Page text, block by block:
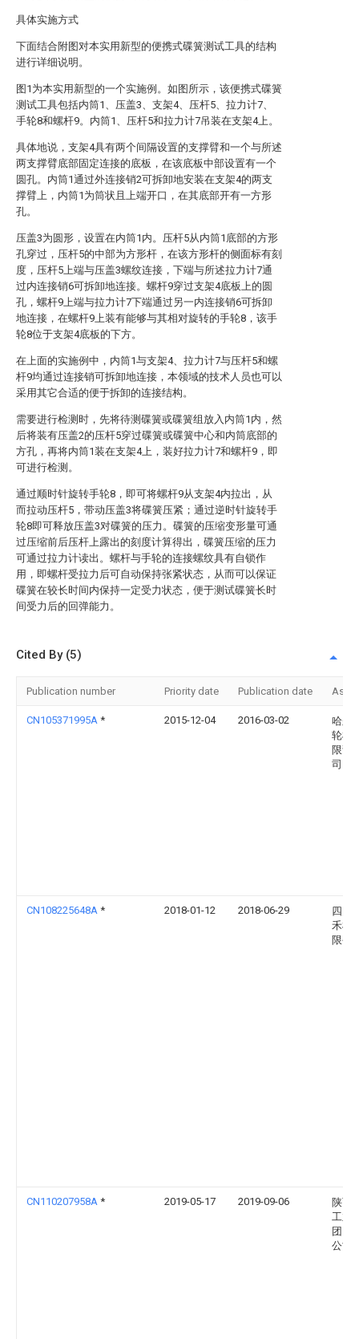
具体实施方式
下面结合附图对本实用新型的便携式碟簧测试工具的结构
进行详细说明。
图1为本实用新型的一个实施例。如图所示，该便携式碟簧
测试工具包括内筒1、压盖3、支架4、压杆5、拉力计7、
手轮8和螺杆9。内筒1、压杆5和拉力计7吊装在支架4上。
具体地说，支架4具有两个间隔设置的支撑臂和一个与所述
两支撑臂底部固定连接的底板，在该底板中部设置有一个
圆孔。内筒1通过外连接销2可拆卸地安装在支架4的两支
撑臂上，内筒1为筒状且上端开口，在其底部开有一方形
孔。
压盖3为圆形，设置在内筒1内。压杆5从内筒1底部的方形
孔穿过，压杆5的中部为方形杆，在该方形杆的侧面标有刻
度，压杆5上端与压盖3螺纹连接，下端与所述拉力计7通
过内连接销6可拆卸地连接。螺杆9穿过支架4底板上的圆
孔，螺杆9上端与拉力计7下端通过另一内连接销6可拆卸
地连接，在螺杆9上装有能够与其相对旋转的手轮8，该手
轮8位于支架4底板的下方。
在上面的实施例中，内筒1与支架4、拉力计7与压杆5和螺
杆9均通过连接销可拆卸地连接，本领域的技术人员也可以
采用其它合适的便于拆卸的连接结构。
需要进行检测时，先将待测碟簧或碟簧组放入内筒1内，然
后将装有压盖2的压杆5穿过碟簧或碟簧中心和内筒底部的
方孔，再将内筒1装在支架4上，装好拉力计7和螺杆9，即
可进行检测。
通过顺时针旋转手轮8，即可将螺杆9从支架4内拉出，从
而拉动压杆5，带动压盖3将碟簧压紧；通过逆时针旋转手
轮8即可释放压盖3对碟簧的压力。碟簧的压缩变形量可通
过压缩前后压杆上露出的刻度计算得出，碟簧压缩的压力
可通过拉力计读出。螺杆与手轮的连接螺纹具有自锁作
用，即螺杆受拉力后可自动保持张紧状态，从而可以保证
碟簧在较长时间内保持一定受力状态，便于测试碟簧长时
间受力后的回弹能力。
Cited By (5)
Publication number Priority date Publication date
CN105371995A * 2015-12-04 2016-03-02
哈尔
轮机
限责
司
CN108225648A * 2018-01-12 2018-06-29
四川
禾机
限公
CN110207958A * 2019-05-17 2019-09-06
陕西
工业
团）
公司